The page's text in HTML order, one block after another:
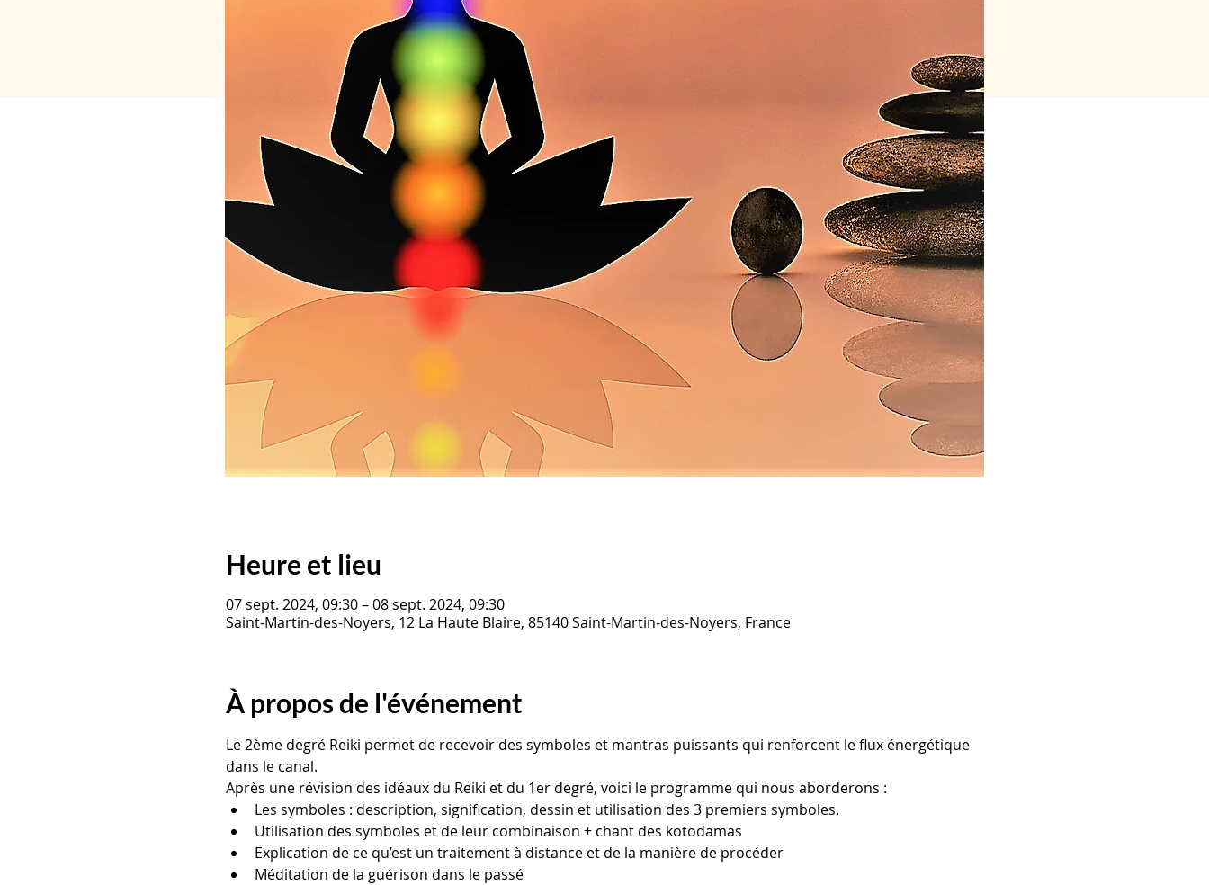
Heure et lieu
07 sept. 2024, 09:30 – 08 sept. 2024, 09:30
Saint-Martin-des-Noyers, 12 La Haute Blaire, 85140 Saint-Martin-des-Noyers, France
À propos de l'événement
Le 2ème degré Reiki permet de recevoir des symboles et mantras puissants qui renforcent le flux énergétique
dans le canal.
Après une révision des idéaux du Reiki et du 1er degré, voici le programme qui nous aborderons :
Les symboles : description, signification, dessin et utilisation des 3 premiers symboles.
Utilisation des symboles et de leur combinaison + chant des kotodamas
Explication de ce qu’est un traitement à distance et de la manière de procéder
Méditation de la guérison dans le passé